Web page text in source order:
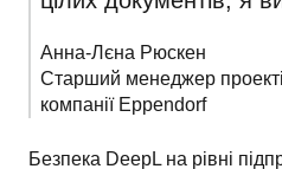
Анна-Лєна Рюскен
Старший менеджер
компанії Eppendorf
Безпека DeepL на рівні